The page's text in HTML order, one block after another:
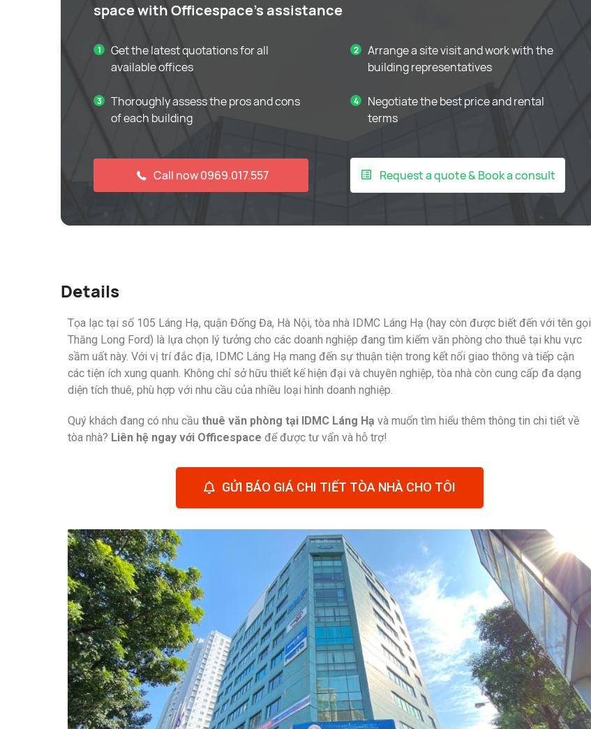
space with Officespace's assistance
Get the latest quotations for all
available offices
Arrange a site visit and work with the
building representatives
Thoroughly assess the pros and cons
of each building
Negotiate the best price and rental
terms
Call now 0969.017.557 Request a quote & Book a consult
Details
Tọa lạc tại số 105 Láng Hạ, quận Đống Đa, Hà Nội, tòa nhà IDMC Láng Hạ (hay còn được biết đến với tên gọi
Thăng Long Ford) là lựa chọn lý tưởng cho các doanh nghiệp đang tìm kiếm văn phòng cho thuê tại khu vực
sầm uất này. Với vị trí đắc địa, IDMC Láng Hạ mang đến sự thuận tiện trong kết nối giao thông và tiếp cận
các tiện ích xung quanh. Không chỉ sở hữu thiết kế hiện đại và chuyên nghiệp, tòa nhà còn cung cấp đa dạng
diện tích thuê, phù hợp với nhu cầu của nhiều loại hình doanh nghiệp.
Quý khách đang có nhu cầu thuê văn phòng tại IDMC Láng Hạ và muốn tìm hiểu thêm thông tin chi tiết về
tòa nhà? Liên hệ ngay với Officespace để được tư vấn và hỗ trợ!
GỬI BÁO GIÁ CHI TIẾT TÒA NHÀ CHO TÔI